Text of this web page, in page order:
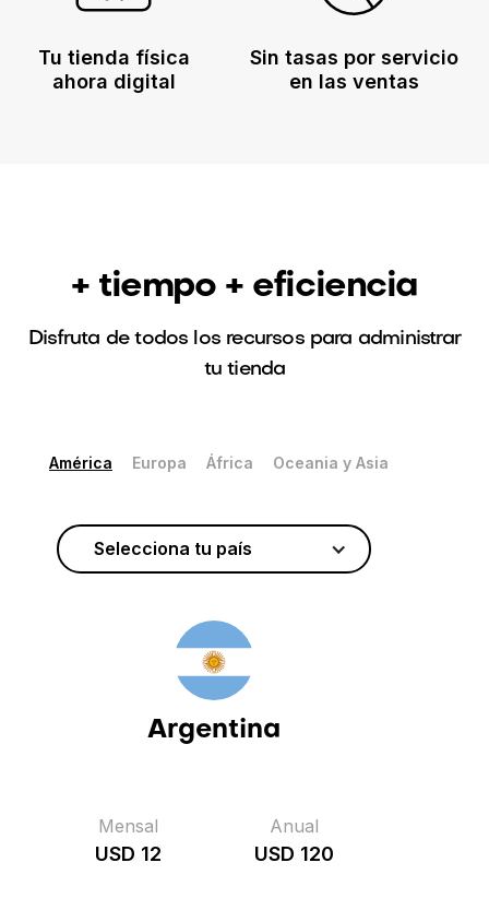
Tu tienda física
ahora digital
Sin tasas por servicio
en las ventas
+ tiempo + eficiencia
Disfruta de todos los recursos para administrar
tu tienda
América Europa África Oceania y Asia
Selecciona tu país
Argentina
Mensal
USD 12
Anual
USD 120